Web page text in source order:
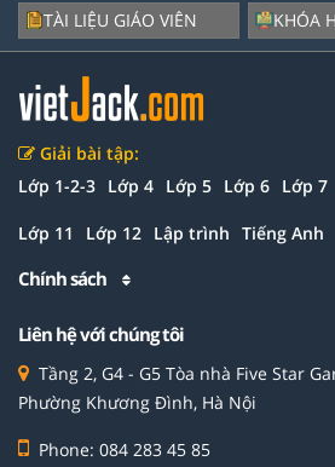
TÀI LIỆU GIÁO VIÊN
KHÓA
Giải bài tập:
Lớp 1-2-3 Lớp 4 Lớp 5 Lớp 6 Lớp 7
Lớp 11 Lớp 12 Lập trình Tiếng Anh
Chính sách
Liên hệ với chúng tôi
Tầng 2, G4 - G5 Tòa nhà Five Star
Phường Khương Đình, Hà Nội
Phone: 084 283 45 85